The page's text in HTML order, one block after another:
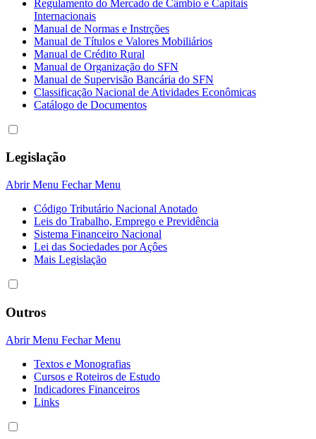
Regulamento do Mercado de Câmbio e Capitais
Internacionais
Manual de Normas e Instrções
Manual de Títulos e Valores Mobiliários
Manual de Crédito Rural
Manual de Organização do SFN
Manual de Supervisão Bancária do SFN
Classificação Nacional de Atividades Econômicas
Catálogo de Documentos
Legislação
Abrir Menu Fechar Menu
Código Tributário Nacional Anotado
Leis do Trabalho, Emprego e Previdência
Sistema Financeiro Nacional
Lei das Sociedades por Açôes
Mais Legislação
Outros
Abrir Menu Fechar Menu
Textos e Monografias
Cursos e Roteiros de Estudo
Indicadores Financeiros
Links